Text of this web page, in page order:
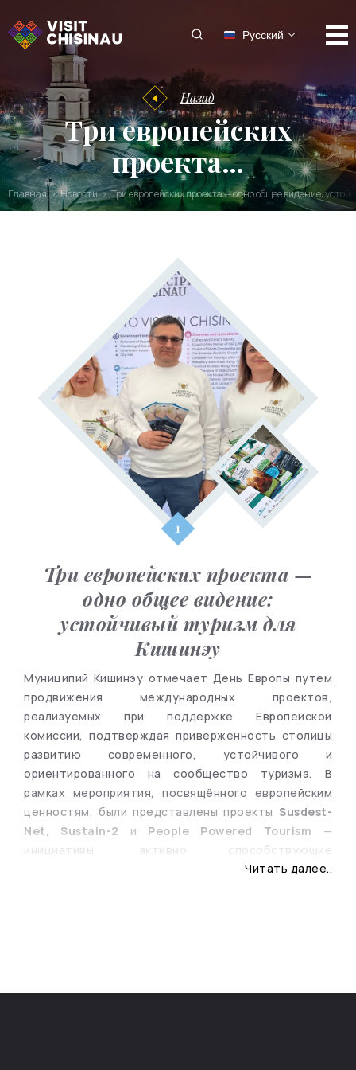
Русский
Назад
Три европейских
проекта…
Главная Новости Три европейских проекта — одно общее видение:
Три европейских проекта —
одно общее видение:
устойчивый туризм для
Кишинэу
Муниципий Кишинэу отмечает День Европы путем
продвижения международных проектов,
реализуемых при поддержке Европейской
комиссии, подтверждая приверженность столицы
развитию современного, устойчивого и
ориентированного на сообщество туризма. В
рамках мероприятия, посвящённого европейским
ценностям, были представлены проекты Susdest-
Net, Sustain-2 и People Powered Tourism —
инициативы, активно способствующие
превращению Кишинэу в конкурентоспособное и
Читать далее..